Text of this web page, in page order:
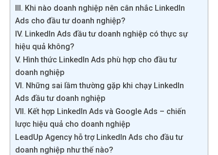
III. Khi nào doanh nghiệp nên cân nhắc LinkedIn
Ads cho đầu tư doanh nghiệp?
IV. LinkedIn Ads đầu tư doanh nghiệp có thực sự
hiệu quả không?
V. Hình thức LinkedIn Ads phù hợp cho đầu tư
doanh nghiệp
VI. Những sai lầm thường gặp khi chạy LinkedIn
Ads đầu tư doanh nghiệp
VII. Kết hợp LinkedIn Ads và Google Ads – chiến
lược hiệu quả cho doanh nghiệp
LeadUp Agency hỗ trợ LinkedIn Ads cho đầu tư
doanh nghiệp như thế nào?